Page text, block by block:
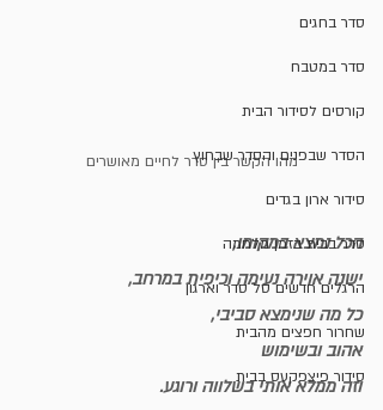
סדר בחגים
סדר במטבח
קורסים לסידור הבית
הסדר שבפנים והסדר שבחוץ
סידור ארון בגדים
סדר בבית בזמן מלחמה
הרגלים חדשים סל סדר וארגון
שחרור חפצים מהבית
סידור פיצפקעס בבית
מהו הקשר בין סדר לחיים מאושרים
הכל נמצא במקומו,
ישנה אוירה נעימה וכיפית במרחב,
כל מה שנימצא סביבי,
אהוב ובשימוש
וזה ממלא אותי בשלווה ורוגע.